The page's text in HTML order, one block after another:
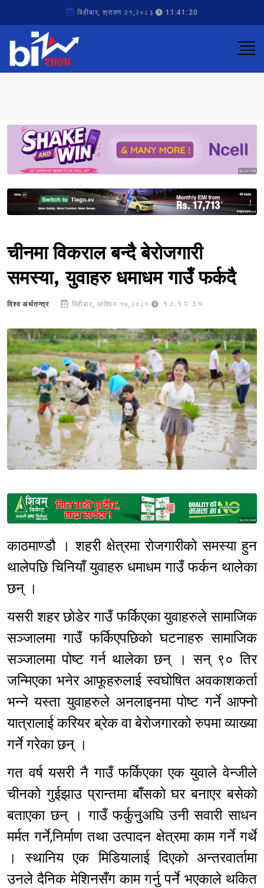
बिहीबार, श्रावण २१,२०८३ 11:41:20
Sponsored
Sponsored
चीनमा विकराल बन्दै बेरोजगारी
समस्या, युवाहरु धमाधम गाउँ फर्कदै
विश्व अर्थतन्त्र बिहीबार, आश्विन १७,२०८१ 17:18:30
Sponsored
काठमाण्डौ । शहरी क्षेत्रमा रोजगारीको समस्या हुन
थालेपछि चिनियाँ युवाहरु धमाधम गाउँ फर्कन थालेका
छन् ।
यसरी शहर छोडेर गाउँ फर्किएका युवाहरुले सामाजिक
सञ्जालमा गाउँ फर्किएपछिको घटनाहरु सामाजिक
सञ्जालमा पोष्ट गर्न थालेका छन् । सन् ९० तिर
जन्मिएका भनेर आफूहरुलाई स्वघोषित अवकाशकर्ता
भन्ने यस्ता युवाहरुले अनलाइनमा पोष्ट गर्ने आफ्नो
यात्रालाई करियर ब्रेक वा बेरोजगारको रुपमा व्याख्या
गर्ने गरेका छन् ।
गत वर्ष यसरी नै गाउँ फर्किएका एक युवाले वेन्जीले
चीनको गुईझाउ प्रान्तमा बाँसको घर बनाएर बसेको
बताएका छन् । गाउँ फर्कुनुअघि उनी सवारी साधन
मर्मत गर्ने,निर्माण तथा उत्पादन क्षेत्रमा काम गर्ने गर्थे
। स्थानिय एक मिडियालाई दिएको अन्तरवार्तामा
उनले दैनिक मेशिनसँग काम गर्नु पर्ने भएकाले थकित